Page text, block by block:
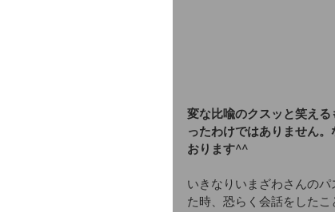
変な比喩のクスッと笑え
ったわけではありません
おります^^
いきなりいまざわさんの
た時、恐らく会話をした